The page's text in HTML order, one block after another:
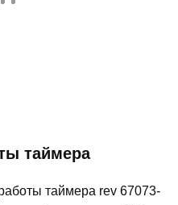
таймера
таймера rev 67073-